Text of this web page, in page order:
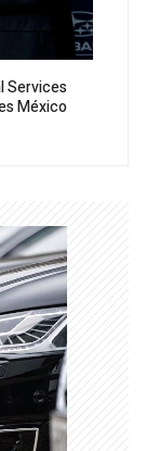
Services
México